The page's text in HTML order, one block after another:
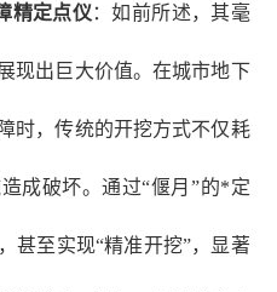
精定点仪 ：如前所述，其毫
现出巨大价值。在城市地下
时，传统的开挖方式不仅耗
成破坏。通过“偃月”的*定
甚至实现“精准开挖”，显著